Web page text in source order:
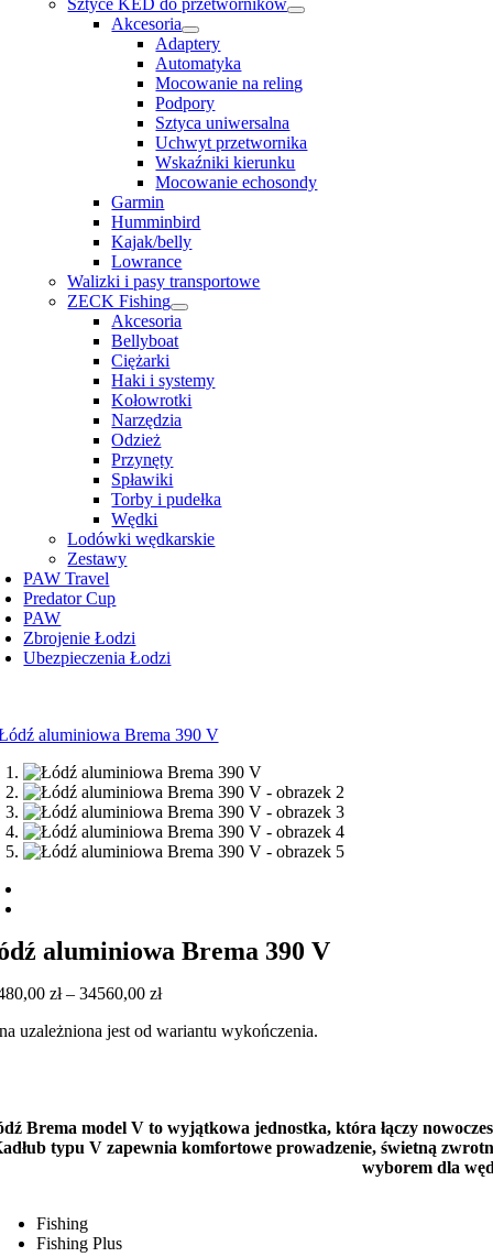
Sztyce KED do przetworników
Akcesoria
Adaptery
Automatyka
Mocowanie na reling
Podpory
Sztyca uniwersalna
Uchwyt przetwornika
Wskaźniki kierunku
Mocowanie echosondy
Garmin
Humminbird
Kajak/belly
Lowrance
Walizki i pasy transportowe
ZECK Fishing
Akcesoria
Bellyboat
Ciężarki
Haki i systemy
Kołowrotki
Narzędzia
Odzież
Przynęty
Spławiki
Torby i pudełka
Wędki
Lodówki wędkarskie
Zestawy
PAW Travel
Predator Cup
PAW
Zbrojenie Łodzi
Ubezpieczenia Łodzi
aluminiowa Brema 390 V
zł – 34560,00złZakres
od
uzależniona jest od wariantu wykończenia.
Brema model V to wyjątkowa jednostka, która łączy
typu V zapewnia komfortowe prowadzenie, świetną
wyborem dla
Fishing
Fishing Plus